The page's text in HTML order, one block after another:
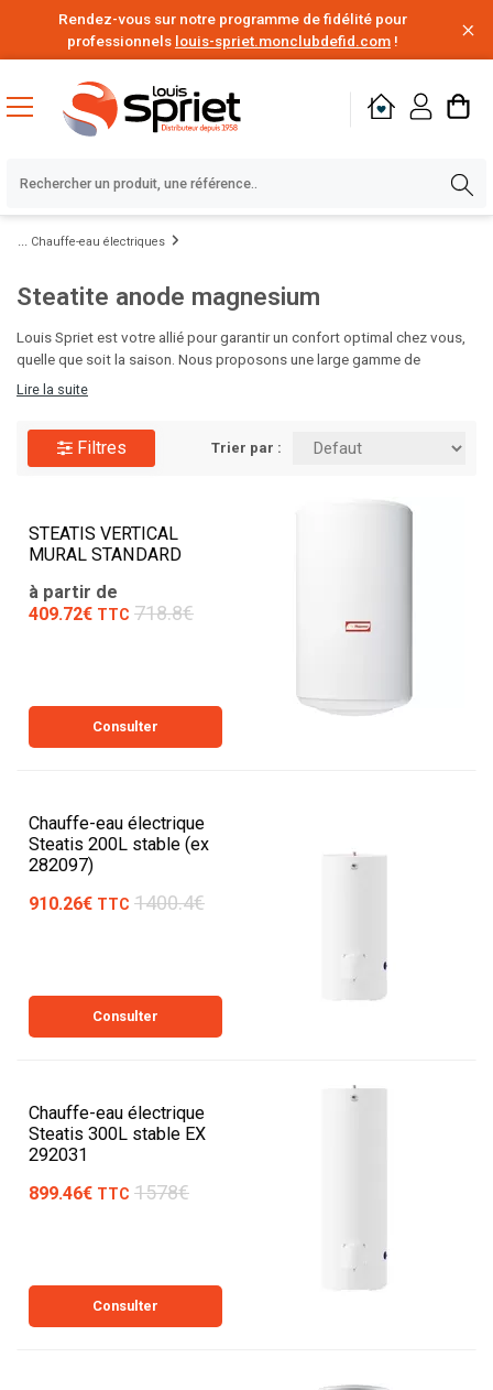
Rendez-vous sur notre programme de fidélité pour
professionnels louis-spriet.monclubdefid.com !
Chauffe-eau électriques
Steatite anode magnesium
Louis Spriet est votre allié pour garantir un confort optimal chez vous,
quelle que soit la saison. Nous proposons une large gamme de
solutions de chauffage, des chaudières aux radiateurs design, ainsi que
équipements adaptés à votre espace et à votre budget. Visitez Louis
Spriet et préparez votre maison pour toute l'année !
Lire la suite
Filtres Trier par :
STEATIS VERTICAL
MURAL STANDARD
à partir de
409.72€ TTC 718.8€
Consulter
Chauffe-eau électrique
Steatis 200L stable (ex
282097)
910.26€ TTC 1400.4€
Consulter
Chauffe-eau électrique
Steatis 300L stable EX
292031
899.46€ TTC 1578€
Consulter